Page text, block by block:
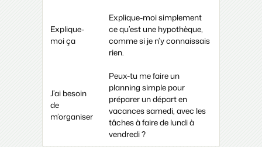
Explique-
moi ça
Explique-moi simplement
ce qu’est une hypothèque,
comme si je n’y connaissais
rien.
J’ai besoin
de
m’organiser
Peux-tu me faire un
planning simple pour
préparer un départ en
vacances samedi, avec les
tâches à faire de lundi à
vendredi ?